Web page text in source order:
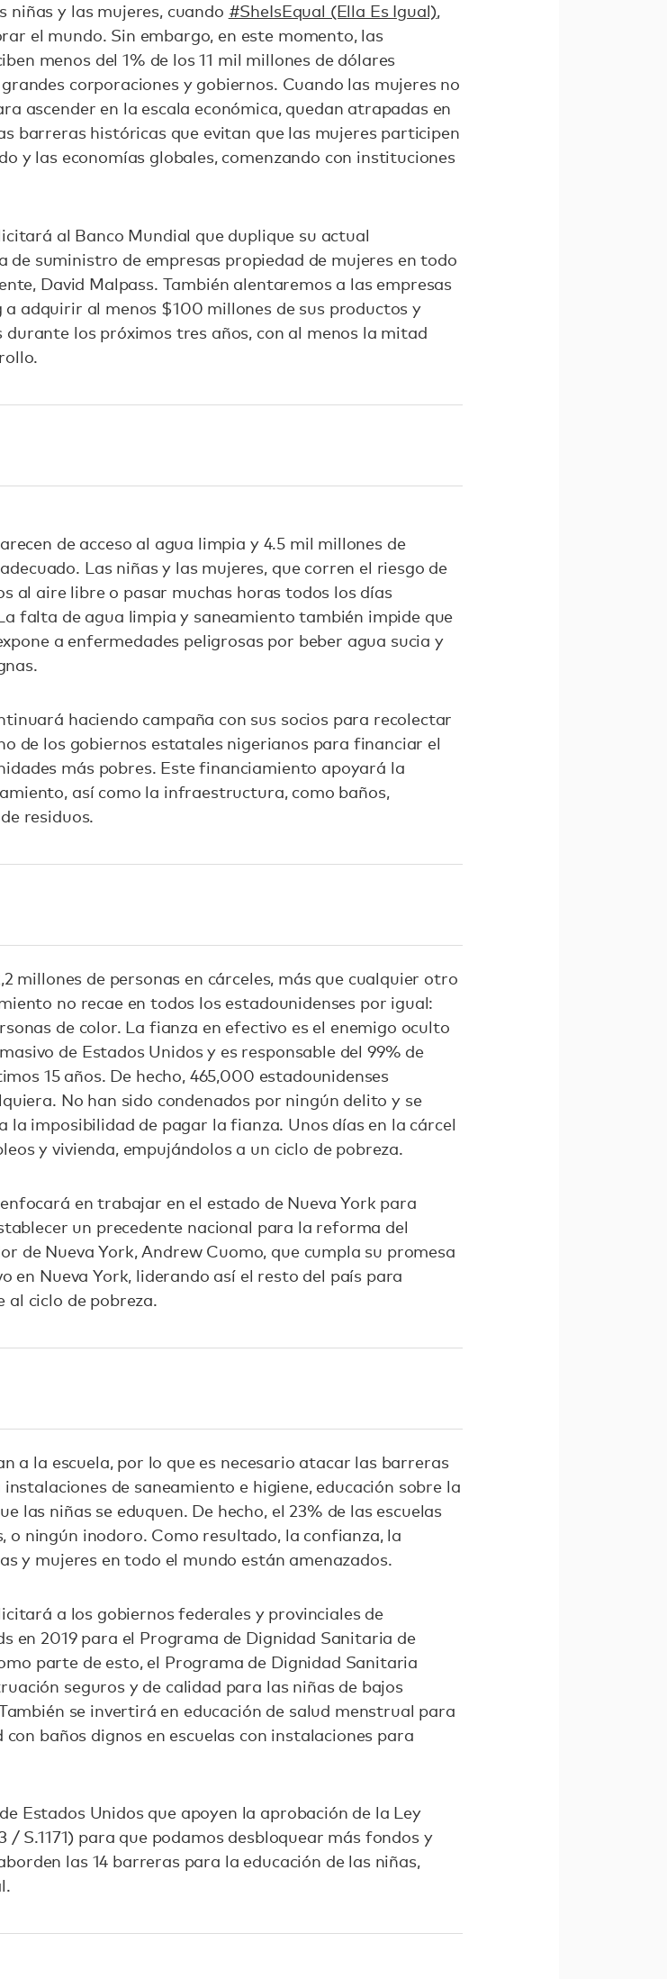
niñas y las mujeres, cuando #SheIsEqual (Ella Es Igual),
el mundo. Sin embargo, en este momento, las
menos del 1% de los 11 mil millones de dólares
corporaciones y gobiernos. Cuando las mujeres no
ascender en la escala económica, quedan atrapadas en
barreras históricas que evitan que las mujeres participen
y las economías globales, comenzando con instituciones
al Banco Mundial que duplique su actual
de suministro de empresas propiedad de mujeres en todo
David Malpass. También alentaremos a las empresas
adquirir al menos $100 millones de sus productos y
durante los próximos tres años, con al menos la mitad
de acceso al agua limpia y 4.5 mil millones de
Las niñas y las mujeres, que corren el riesgo de
al aire libre o pasar muchas horas todos los días
falta de agua limpia y saneamiento también impide que
a enfermedades peligrosas por beber agua sucia y
haciendo campaña con sus socios para recolectar
de los gobiernos estatales nigerianos para financiar el
más pobres. Este financiamiento apoyará la
así como la infraestructura, como baños,
residuos.
millones de personas en cárceles, más que cualquier otro
no recae en todos los estadounidenses por igual:
de color. La fianza en efectivo es el enemigo oculto
de Estados Unidos y es responsable del 99% de
15 años. De hecho, 465,000 estadounidenses
No han sido condenados por ningún delito y se
la imposibilidad de pagar la fianza. Unos días en la cárcel
y vivienda, empujándolos a un ciclo de pobreza.
en trabajar en el estado de Nueva York para
un precedente nacional para la reforma del
de Nueva York, Andrew Cuomo, que cumpla su promesa
en Nueva York, liderando así el resto del país para
ciclo de pobreza.
a la escuela, por lo que es necesario atacar las barreras
de saneamiento e higiene, educación sobre la
las niñas se eduquen. De hecho, el 23% de las escuelas
o ningún inodoro. Como resultado, la confianza, la
y mujeres en todo el mundo están amenazados.
a los gobiernos federales y provinciales de
en 2019 para el Programa de Dignidad Sanitaria de
parte de esto, el Programa de Dignidad Sanitaria
seguros y de calidad para las niñas de bajos
se invertirá en educación de salud menstrual para
baños dignos en escuelas con instalaciones para
Estados Unidos que apoyen la aprobación de la Ley
S.1171) para que podamos desbloquear más fondos y
las 14 barreras para la educación de las niñas,